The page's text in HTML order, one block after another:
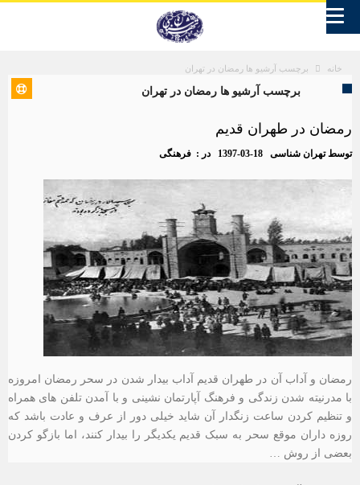
خانه برچسب آرشیو ها رمضان در تهران
برچسب آرشیو ها رمضان در تهران
رمضان در طهران قدیم
توسطتهران شناسی 1397-03-18 در : فرهنگی
رمضان و آداب آن در طهران قدیم آداب بیدار شدن در سحر رمضان امروزه
با مدرنیته شدن زندگی و فرهنگ آپارتمان نشینی و با آمدن تلفن های همراه
و تنظیم کردن ساعت زنگدار آن شاید خیلی دور از عرف و عادت باشد که
روزه داران موقع سحر به سبک قدیم یکدیگر را بیدار کنند، اما بازگو کردن
بعضی از روش …